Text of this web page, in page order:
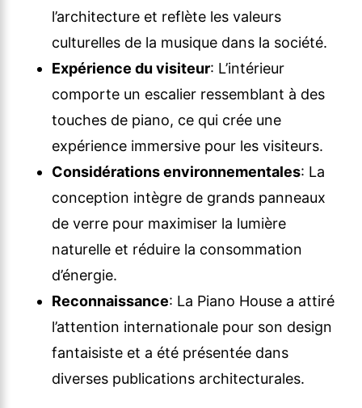
l’architecture et reflète les valeurs
culturelles de la musique dans la société.
Expérience du visiteur: L’intérieur
comporte un escalier ressemblant à des
touches de piano, ce qui crée une
expérience immersive pour les visiteurs.
Considérations environnementales: La
conception intègre de grands panneaux
de verre pour maximiser la lumière
naturelle et réduire la consommation
d’énergie.
Reconnaissance: La Piano House a attiré
l’attention internationale pour son design
fantaisiste et a été présentée dans
diverses publications architecturales.